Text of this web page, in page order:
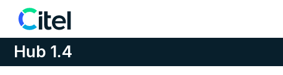
Pular para o conteúdo
Hub 1.4